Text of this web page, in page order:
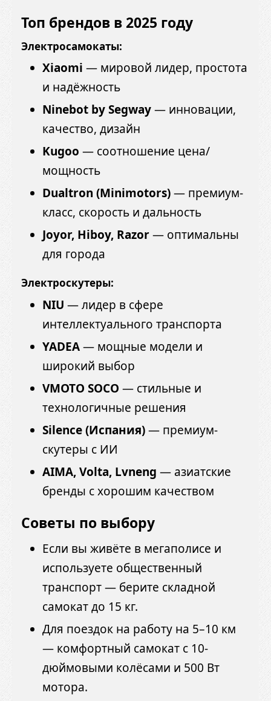
Топ брендов в 2025 году
Электросамокаты:
Xiaomi — мировой лидер, простота
и надёжность
Ninebot by Segway— инновации,
качество, дизайн
Kugoo — соотношение цена/
мощность
Dualtron (Minimotors)— премиум-
класс, скорость и дальность
Joyor, Hiboy, Razor— оптимальны
для города
Электроскутеры:
NIU — лидер в сфере
интеллектуального транспорта
YADEA— мощные модели и
широкий выбор
VMOTO SOCO — стильные и
технологичные решения
Silence (Испания)— премиум-
скутеры с ИИ
AIMA, Volta, Lvneng — азиатские
бренды с хорошим качеством
Советы по выбору
Если вы живёте в мегаполисе и
используете общественный
транспорт — берите складной
самокат до 15 кг.
Для поездок на работу на 5–10 км
— комфортный самокат с 10-
дюймовыми колёсами и 500 Вт
мотора.